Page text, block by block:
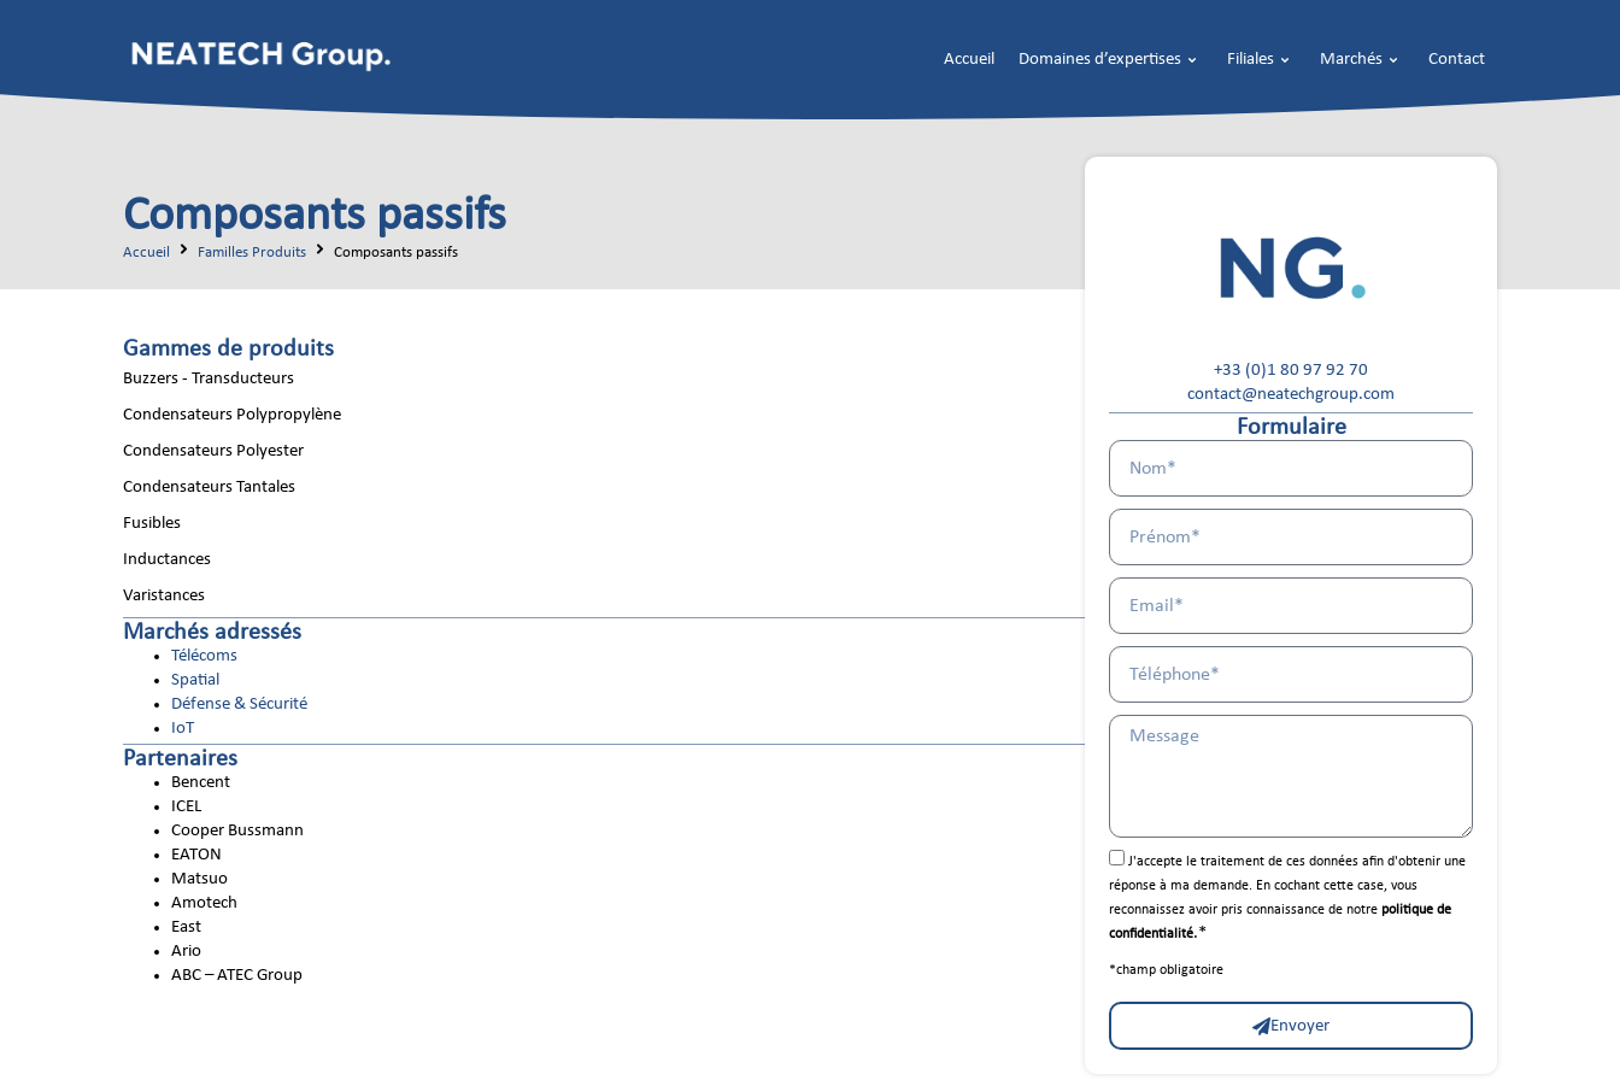
Accueil Domaines d’expertises Filiales Marchés Contact
Composants passifs
Accueil Familles Produits Composants passifs
Gammes de produits
Buzzers - Transducteurs
Condensateurs Polypropylène
Condensateurs Polyester
Condensateurs Tantales
Fusibles
Inductances
Varistances
Marchés adressés
Télécoms
Spatial
Défense & Sécurité
IoT
Partenaires
Bencent
ICEL
Cooper Bussmann
EATON
Matsuo
Amotech
East
Ario
ABC – ATEC Group
+33 (0)1 80 97 92 70
contact@neatechgroup.com
Formulaire
J'accepte le traitement de ces données afin d'obtenir une
réponse à ma demande. En cochant cette case, vous
reconnaissez avoir pris connaissance de notre politique de
confidentialité.*
*champ obligatoire
Envoyer